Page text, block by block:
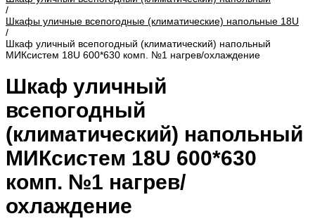
/
Шкафы уличные всепогодные (климатические) напольные 18U
/
Шкаф уличный всепогодный (климатический) напольный
МИКсистем 18U 600*630 комп. №1 нагрев/охлаждение
Шкаф уличный
всепогодный
(климатический) напольный
МИКсистем 18U 600*630
комп. №1 нагрев/
охлаждение